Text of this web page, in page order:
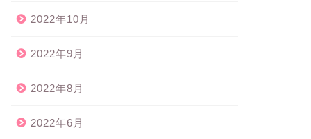
2022年10月
2022年9月
2022年8月
2022年6月